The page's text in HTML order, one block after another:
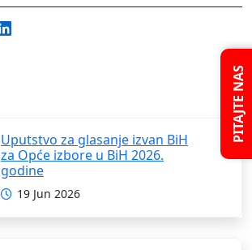
PITAJTE NAS
Uputstvo za glasanje izvan BiH
za Opće izbore u BiH 2026.
godine
19 Jun 2026